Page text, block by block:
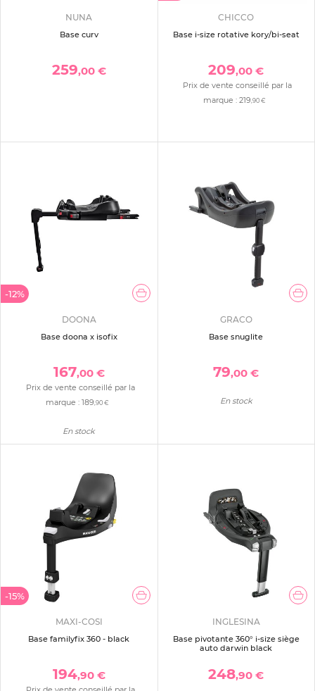
NUNA
Base curv
259,00 €
CHICCO
Base i-size rotative kory/bi-seat
209,00 €
Prix de vente conseillé par la
marque :219,90 €
-12%
DOONA
Base doona x isofix
167,00 €
Prix de vente conseillé par la
marque :189,90 €
En stock
GRACO
Base snuglite
79,00 €
En stock
-15%
MAXI-COSI
Base familyfix 360 - black
194,90 €
INGLESINA
Base pivotante 360° i-size siège
auto darwin black
248,90 €